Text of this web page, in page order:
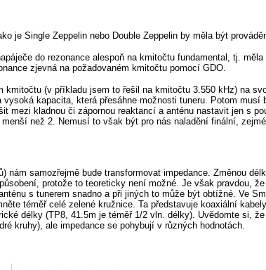
je Single Zeppelin nebo Double Zeppelin by měla být
do rezonance alespoň na kmitočtu fundamental, tj.
zjevná na požadovaném kmitočtu pomocí GDO.
kmitočtu (v příkladu jsem to řešil na kmitočtu 3.550 kHz) na
vysoká kapacita, která přesáhne možnosti tuneru. Potom
mezi kladnou či zápornou reaktancí a anténu nastavit jen s
než 2. Nemusí to však být pro nás naladění finální,
nám samozřejmě bude transformovat impedance. Změnou
protože to teoreticky není možné. Je však pravdou, že
s tunerem snadno a při jiných to může být obtížné. Ve
téměř celé zelené kružnice. Ta představuje koaxiální
délky (TP8, 41.5m je téměř 1/2 vln. délky). Uvědomte si,
kruhy), ale impedance se pohybují v různých hodnotách.